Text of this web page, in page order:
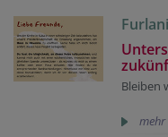
Bleiben
mehr